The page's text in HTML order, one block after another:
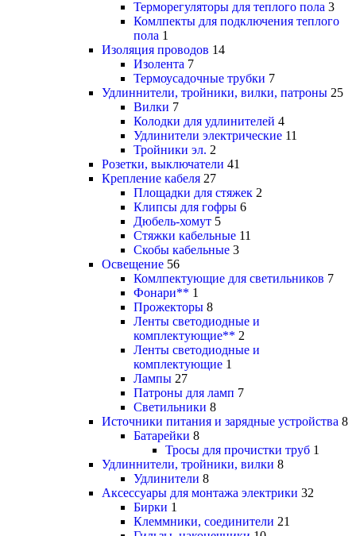
Терморегуляторы для теплого пола 3
Комлпекты для подключения теплого
пола 1
Изоляция проводов 14
Изолента 7
Термоусадочные трубки 7
Удлиннители, тройники, вилки, патроны 25
Вилки 7
Колодки для удлинителей 4
Удлинители электрические 11
Тройники эл. 2
Розетки, выключатели 41
Крепление кабеля 27
Площадки для стяжек 2
Клипсы для гофры 6
Дюбель-хомут 5
Стяжки кабельные 11
Скобы кабельные 3
Освещение 56
Комлпектующие для светильников 7
Фонари** 1
Прожекторы 8
Ленты светодиодные и
комплектующие** 2
Ленты светодиодные и
комплектующие 1
Лампы 27
Патроны для ламп 7
Светильники 8
Источники питания и зарядные устройства 8
Батарейки 8
Тросы для прочистки труб 1
Удлиннители, тройники, вилки 8
Удлинители 8
Аксессуары для монтажа электрики 32
Бирки 1
Клеммники, соединители 21